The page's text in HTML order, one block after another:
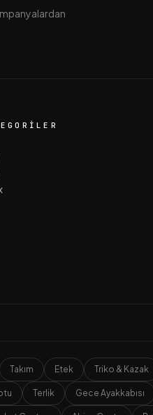
Takım Etek Triko & Kazak
Terlik Gece Ayakkabısı